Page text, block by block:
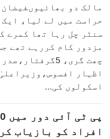
مالک دو
حراست میں لے لیا،
سنٹر چل رہا تھا کمرے
مزدور کام کررہے تھے
چھت گری،
اظہار
اسکولوں کی...
افراد کو بازیاب